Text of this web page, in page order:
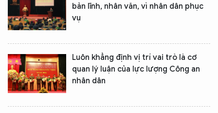
bản lĩnh, nhân văn, vì nhân dân phục
vụ
Luôn khẳng định vị trí vai trò là cơ
quan lý luận của lực lượng Công an
nhân dân
XIN CHÀO,
TÔI LÀ CHATBOT CỦA
Hãy hỏi tôi bất kỳ điều gì bạn cần biết về
An Ninh Thủ Đô nhé. Tôi sẵn sàng hỗ trợ!